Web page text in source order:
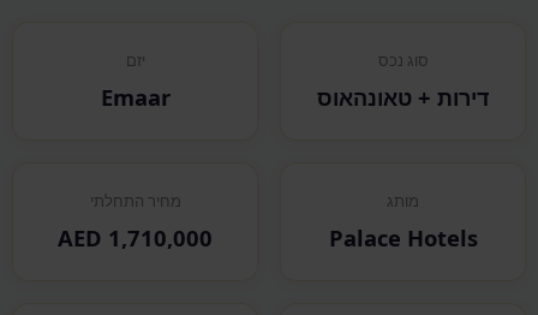
סוג נכס
דירות + טאונהאוס
יזם
Emaar
מותג
Palace Hotels
מחיר התחלתי
AED 1,710,000